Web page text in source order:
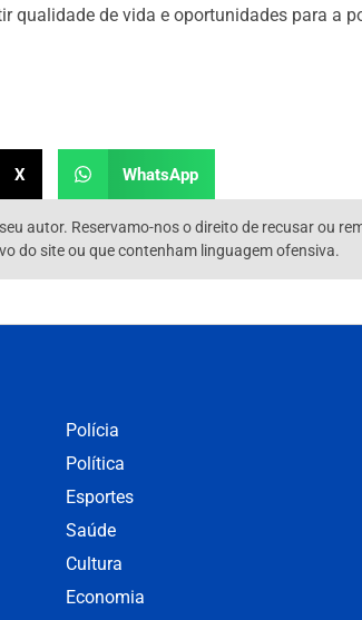
qualidade de vida e oportunidades para a
X WhatsApp
autor. Reservamo-nos o direito de recusar ou
do site ou que contenham linguagem ofensiva.
Polícia
Política
Esportes
Saúde
Cultura
Economia